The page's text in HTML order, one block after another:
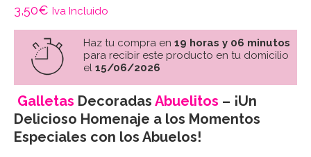
3,50€ Iva Incluido
Haz tu compra en 19 horas y 06 minutos
para recibir este producto en tu domicilio
el 15/06/2026
Galletas Decoradas Abuelitos – ¡Un
Delicioso Homenaje a los Momentos
Especiales con los Abuelos!